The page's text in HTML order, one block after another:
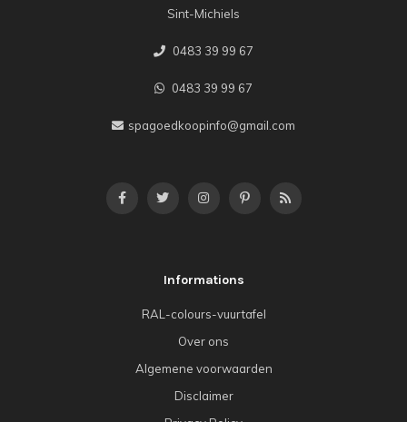
Sint-Michiels
0483 39 99 67
0483 39 99 67
spagoedkoopinfo@gmail.com
Informations
RAL-colours-vuurtafel
Over ons
Algemene voorwaarden
Disclaimer